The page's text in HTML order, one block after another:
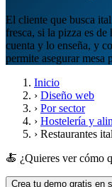
El cliente que busca
fresca, si la pizza es
cuenta y lo enseña, y
permite asegurar mesa
Inicio
› Diseño web
› Por sector
› Hostelería y
› Restaurantes
🍝 ¿Quieres ver cómo
Crea tu demo gratis en